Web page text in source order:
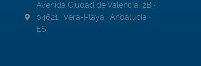
Avenida Ciudad de Valencia, 2B ·
04621 · Vera-Playa · Andalucía ·
ES